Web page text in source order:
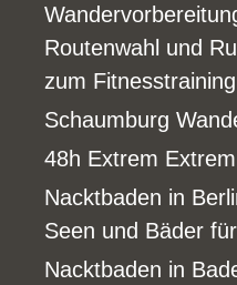
Routenwahl und
zum Fitnesstraining
Schaumburg
48h Extrem Extrem
Nacktbaden in
Seen und Bäder
Nacktbaden in